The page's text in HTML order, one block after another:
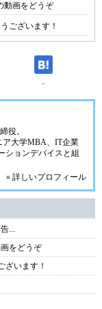
動画をどうぞ
ございます！
-
役。
ア大学MBA、IT企業
ションデバイスと組
» 詳しいプロフィール
...
をどうぞ
ざいます！